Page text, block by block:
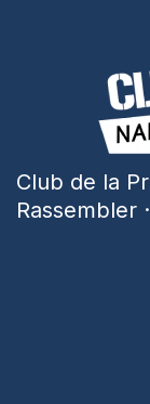
Club de la
Rassembler